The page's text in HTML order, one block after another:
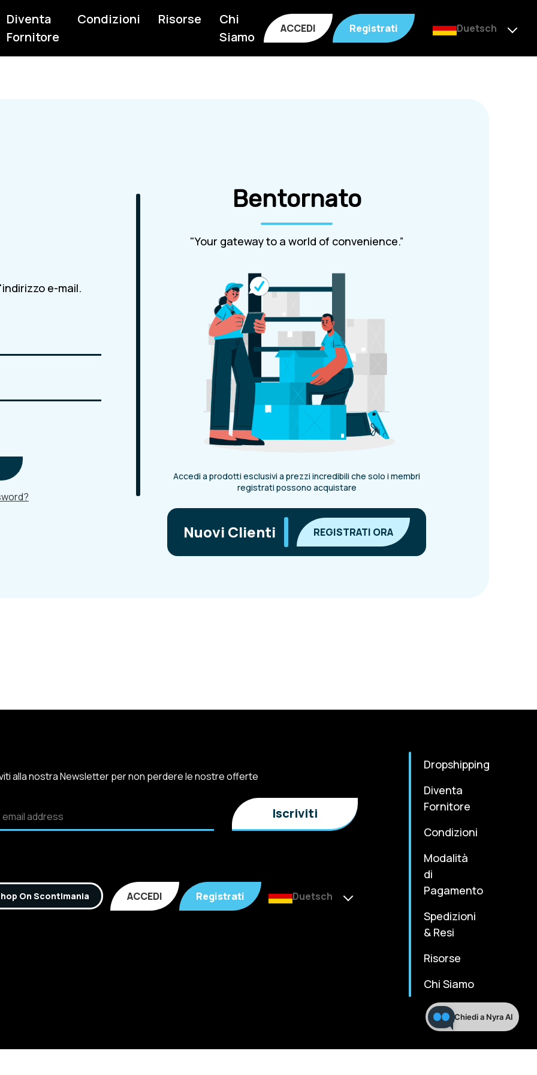
Chiedi a Nyra AI
Diventa
Fornitore
Condizioni Risorse
Chi
Siamo
ACCEDI Registrati Duetsch
e-mail.
Bentornato
"Your gateway to a world of convenience.”
Accedi a prodotti esclusivi a prezzi incredibili che solo i membri
registrati possono acquistare
Nuovi Clienti REGISTRATI ORA
alla nostra Newsletter per non perdere le nostre offerte
On Scontimania ACCEDI Registrati Duetsch
Dropshipping
Diventa
Fornitore
Condizioni
Modalità
di
Pagamento
Spedizioni
& Resi
Risorse
Chi Siamo